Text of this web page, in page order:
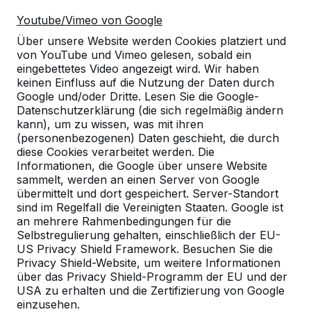
Youtube/Vimeo von Google
Über unsere Website werden Cookies platziert und
von YouTube und Vimeo gelesen, sobald ein
eingebettetes Video angezeigt wird. Wir haben
keinen Einfluss auf die Nutzung der Daten durch
Google und/oder Dritte. Lesen Sie die Google-
Datenschutzerklärung (die sich regelmäßig ändern
kann), um zu wissen, was mit ihren
(personenbezogenen) Daten geschieht, die durch
diese Cookies verarbeitet werden. Die
Informationen, die Google über unsere Website
sammelt, werden an einen Server von Google
übermittelt und dort gespeichert. Server-Standort
sind im Regelfall die Vereinigten Staaten. Google ist
an mehrere Rahmenbedingungen für die
Selbstregulierung gehalten, einschließlich der EU-
US Privacy Shield Framework. Besuchen Sie die
Privacy Shield-Website, um weitere Informationen
über das Privacy Shield-Programm der EU und der
USA zu erhalten und die Zertifizierung von Google
einzusehen.
Griffstange
Griffstange aus massivem Edelstahl 316L mit Löchern.
Weil die Stangen nicht alle gleich lang sind und auch
nicht immer die gleiche Anzahl Löcher haben, ist es
wichtig, dass Sie die richtige Wahl treffen.
Sie können auch ein komplettes Set von 8 Stück
bestellen.
Spezifikationen
Produktcode HB.FB.Rod
Material Roestvrij staal, rubber
Produkteigenschaften